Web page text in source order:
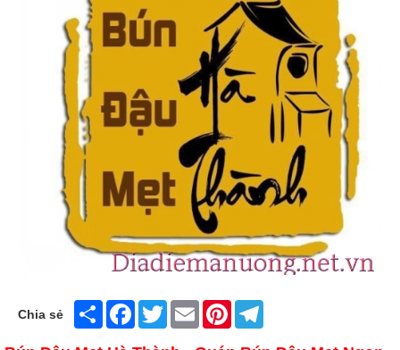
Chia sẻ Share FacebookTwitter Email Pinterest